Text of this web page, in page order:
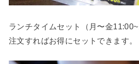
ランチタイムセット（月〜金
注文すればお得にセットできます。